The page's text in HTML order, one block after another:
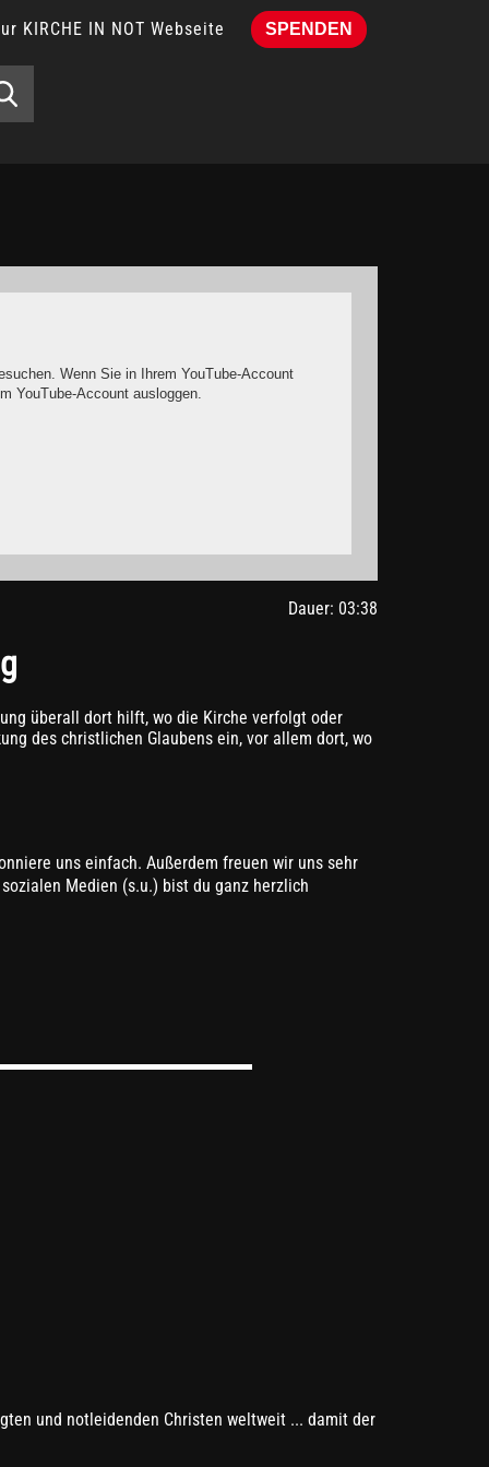
KIRCHE IN NOT Webseite SPENDEN
Wenn Sie in Ihrem YouTube-Account
YouTube-Account ausloggen.
Dauer: 03:38
überall dort hilft, wo die Kirche verfolgt oder
des christlichen Glaubens ein, vor allem dort, wo
uns einfach. Außerdem freuen wir uns sehr
Medien (s.u.) bist du ganz herzlich
▬▬▬▬▬▬▬▬▬▬▬▬▬▬▬▬▬▬▬▬▬
und notleidenden Christen weltweit ... damit der